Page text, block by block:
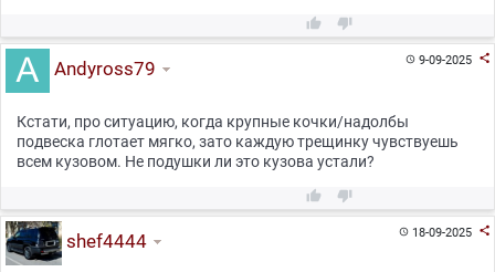
 
9-09-2025 
Andyross79
Кстати, про ситуацию, когда крупные кочки/надолбы
подвеска глотает мягко, зато каждую трещинку чувствуешь
всем кузовом. Не подушки ли это кузова устали?
 
18-09-2025 
shef4444